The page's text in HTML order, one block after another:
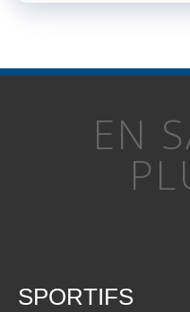
EN
SPORTIFS